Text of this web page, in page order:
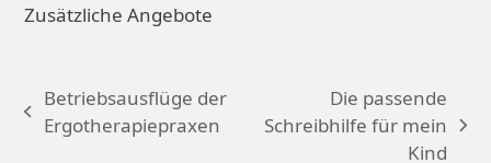
Zusätzliche Angebote
vorheriger
Betriebsausflüge der
Ergotherapiepraxen
Nächster
Die passende
Schreibhilfe für mein
Kind